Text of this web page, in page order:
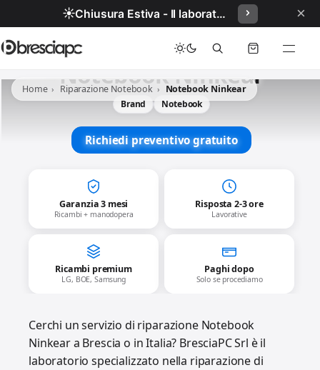
☀️ Chiusura Estiva - Il laboratorio resterà chiuso per ferie dal 29/06/2026 al 05/07/2026 compresi. ×
Home Riparazione Notebook Notebook Ninkear
Notebook Ninkear
Brand Notebook
Richiedi preventivo gratuito
Garanzia 3 mesi
Ricambi + manodopera
Risposta 2-3 ore
Lavorative
Ricambi premium
LG, BOE, Samsung
Paghi dopo
Solo se procediamo
Cerchi un servizio di riparazione Notebook
Ninkear a Brescia o in Italia? BresciaPC Srl è il
laboratorio specializzato nella riparazione di